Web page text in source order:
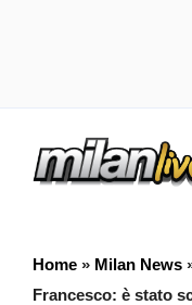
Home » Milan News
Francesco: è stato